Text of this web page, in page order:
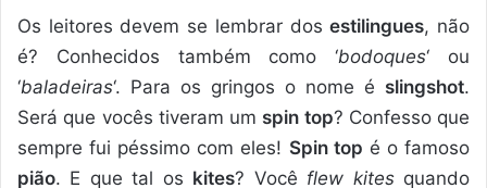
Os leitores devem se lembrar dosestilingues, não
é? Conhecidos também como ‘bodoques‘ ou
‘baladeiras‘. Para os gringos o nome é slingshot.
Será que vocês tiveram umspin top? Confesso que
sempre fui péssimo com eles! Spin top é o famoso
pião. E que tal os kites? Você flew kitesquando